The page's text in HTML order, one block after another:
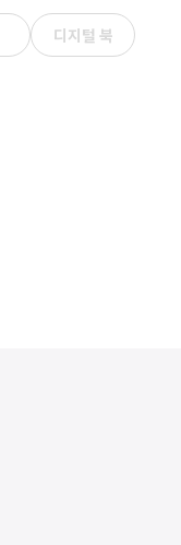
디지털 북